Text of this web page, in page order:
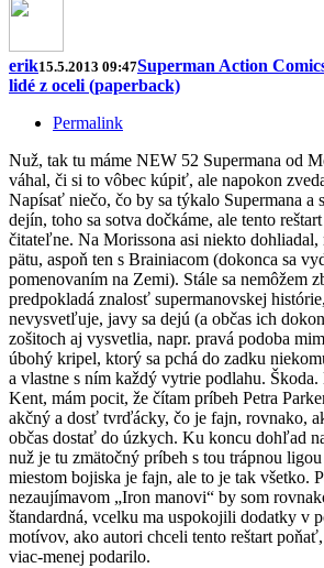
erik15.5.2013 09:47Superman Action
lidé z oceli (paperback)
Permalink
Nuž, tak tu máme NEW 52 Supermana od
váhal, či si to vôbec kúpiť, ale napokon
Napísať niečo, čo by sa týkalo Supermana a
dejín, toho sa sotva dočkáme, ale tento
čitateľne. Na Morissona asi niekto dohliadal,
pätu, aspoň ten s Brainiacom (dokonca sa
pomenovaním na Zemi). Stále sa nemôžem
predpokladá znalosť supermanovskej
nevysvetľuje, javy sa dejú (a občas ich
zošitoch aj vysvetlia, napr. pravá podoba
úbohý kripel, ktorý sa pchá do zadku
a vlastne s ním každý vytrie podlahu.
Kent, mám pocit, že čítam príbeh Petra
akčný a dosť tvrďácky, čo je fajn, rovnako,
občas dostať do úzkych. Ku koncu dohľad
nuž je tu zmätočný príbeh s tou trápnou
miestom bojiska je fajn, ale to je tak všetko.
nezaujímavom „Iron manovi“ by som
štandardná, vcelku ma uspokojili dodatky v
motívov, ako autori chceli tento reštart
viac-menej podarilo.